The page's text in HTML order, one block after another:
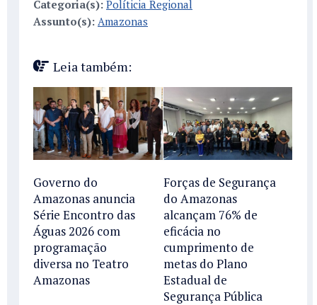
Categoria(s): Políticia Regional
Assunto(s): Amazonas
Leia também:
Governo do
Amazonas anuncia
Série Encontro das
Águas 2026 com
programação
diversa no Teatro
Amazonas
Forças de Segurança
do Amazonas
alcançam 76% de
eficácia no
cumprimento de
metas do Plano
Estadual de
Segurança Pública